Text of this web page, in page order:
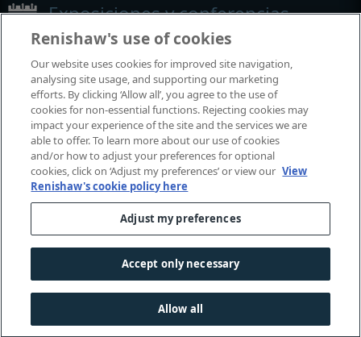
Exposiciones y conferencias
© 2001–2026 Renishaw plc. Todos los derechos reservados.
Póngase en contacto con nosotros|Legal e conformidade
Accesibilidad
Aviso de género en el lenguaje
Renishaw's use of cookies
Our website uses cookies for improved site navigation,
analysing site usage, and supporting our marketing
efforts. By clicking ‘Allow all’, you agree to the use of
cookies for non-essential functions. Rejecting cookies may
impact your experience of the site and the services we are
able to offer. To learn more about our use of cookies
and/or how to adjust your preferences for optional
cookies, click on ‘Adjust my preferences’ or view our View
Renishaw's cookie policy here
Adjust my preferences
Accept only necessary
Allow all